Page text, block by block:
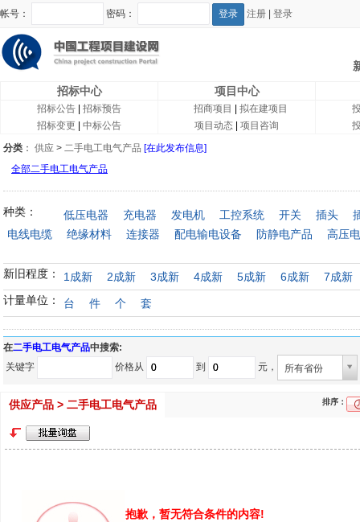
帐号： 密码： 注册 登录
招标中心
项目中心
招标公告
招标预告
招标变更
中标公告
招商项目
拟在建项目
项目动态
项目咨询
分类 ： 供应 > 二手电工电气产品 [在此发布信息]
全部二手电工电气产品
种类： 低压电器 充电器 发电机 工控系统 开关 插头
电线电缆
绝缘材料 连接器 配电输电设备 防静电产品 高压
新旧程度： 1成新 2成新 3成新 4成新 5成新 6成新
7成新
计量单位：
台 件 个 套
在二手电工电气产品中搜索:
关键字
价格从 到 元， 所有省份
供应产品 > 二手电工电气产品 排序：
抱歉，暂无符合条件的内容!